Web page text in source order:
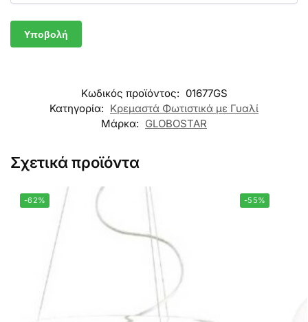
Κωδικός προϊόντος: 01677GS
Κατηγορία: Κρεμαστά Φωτιστικά με Γυαλί
Μάρκα: GLOBOSTAR
Σχετικά προϊόντα
-62% -55%